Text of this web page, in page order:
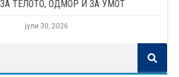
ТЕЛОТО, ОДМОР И ЗА УМОТ
јули 30, 2026